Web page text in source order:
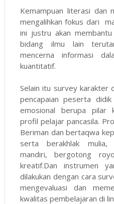
Kemampuan literasi dan
mengalihkan fokus dari
ini justru akan
bidang ilmu lain
mencerna informasi
kuantitatif.
Selain itu survey karakter
pencapaian peserta
emosional berupa pilar
profil pelajar pancasila.
Beriman dan bertaqwa
serta berakhlak mulia,
mandiri, bergotong
kreatif.Dan instrumen
dilakukan dengan cara
mengevaluasi dan
kwalitas pembelajaran di